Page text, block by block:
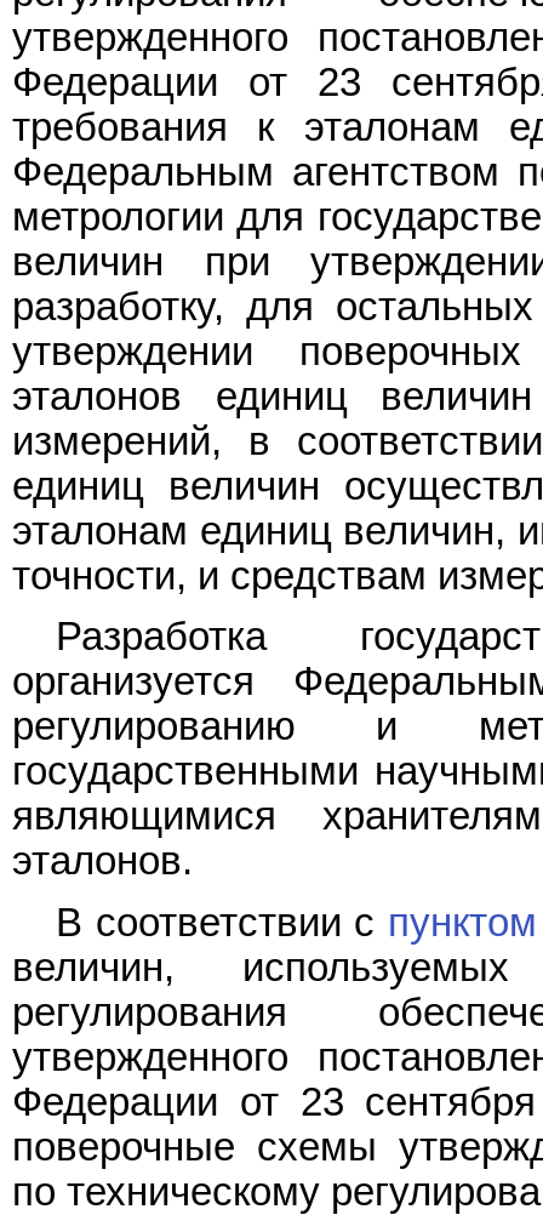
утвержденного
Федерации от 23
требования к эталонам
Федеральным агентством
метрологии для
величин при
разработку, для
утверждении
эталонов единиц
измерений, в
единиц величин
эталонам единиц величин,
точности, и средствам
Разработка
организуется
регулированию и
государственными
являющимися
эталонов.
В соответствии с
величин,
регулирования
утвержденного
Федерации от 23
поверочные схемы
по техническому